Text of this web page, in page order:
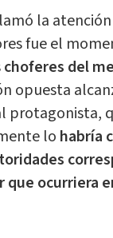
la
fue el
choferes del
opuesta
protagonista,
lo habría
que ocurriera